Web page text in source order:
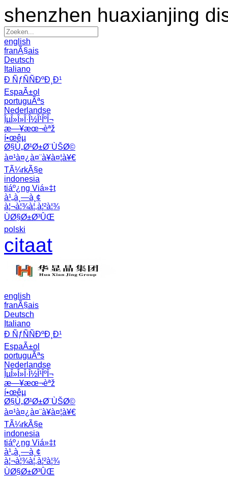
shenzhen huaxianjing
english
franÃ§ais
Deutsch
Italiano
Ð ÑƒÑÑÐºÐ¸Ð¹
EspaÃ±ol
portuguÃªs
Nederlandse
ÎµÎ»Î»Î·Î½Î¹ÎºÎ¬
æ—¥æœ¬èªž
í•œêµ­
Ø§Ù„Ø¹Ø±Ø¨ÙŠØ©
à¤¹à¤¿à¤¨à¥à¤¦à¥€
TÃ¼rkÃ§e
indonesia
tiáº¿ng Viá»‡t
à¹„à¸—à¸¢
à¦¬à¦¾à¦‚à¦²à¦¾
ÙØ§Ø±Ø³ÛŒ
polski
citaat
english
franÃ§ais
Deutsch
Italiano
Ð ÑƒÑÑÐºÐ¸Ð¹
EspaÃ±ol
portuguÃªs
Nederlandse
ÎµÎ»Î»Î·Î½Î¹ÎºÎ¬
æ—¥æœ¬èªž
í•œêµ­
Ø§Ù„Ø¹Ø±Ø¨ÙŠØ©
à¤¹à¤¿à¤¨à¥à¤¦à¥€
TÃ¼rkÃ§e
indonesia
tiáº¿ng Viá»‡t
à¹„à¸—à¸¢
à¦¬à¦¾à¦‚à¦²à¦¾
ÙØ§Ø±Ø³ÛŒ